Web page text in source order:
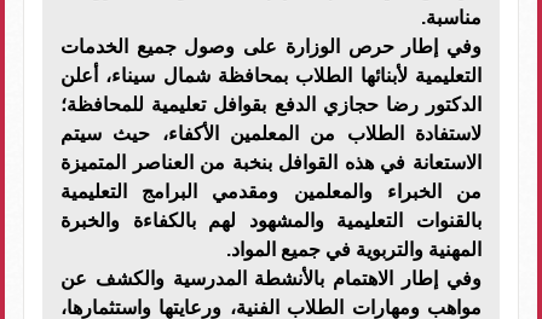
مناسبة.
وفي إطار حرص الوزارة على وصول جميع الخدمات
التعليمية لأبنائها الطلاب بمحافظة شمال سيناء، أعلن
الدكتور رضا حجازي الدفع بقوافل تعليمية للمحافظة؛
لاستفادة الطلاب من المعلمين الأكفاء، حيث سيتم
الاستعانة في هذه القوافل بنخبة من العناصر المتميزة
من الخبراء والمعلمين ومقدمي البرامج التعليمية
بالقنوات التعليمية والمشهود لهم بالكفاءة والخبرة
المهنية والتربوية في جميع المواد.
وفي إطار الاهتمام بالأنشطة المدرسية والكشف عن
مواهب ومهارات الطلاب الفنية، ورعايتها واستثمارها،